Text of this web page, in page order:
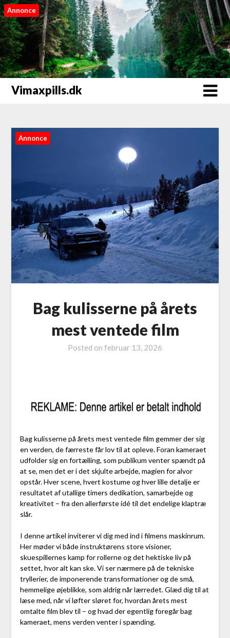
Annonce
Vimaxpills.dk
Annonce
Bag kulisserne på årets
mest ventede film
Posted on februar 13, 2026
Bag kulisserne på årets mest ventede film gemmer der sig
en verden, de færreste får lov til at opleve. Foran kameraet
udfolder sig en fortælling, som publikum venter spændt på
at se, men det er i det skjulte arbejde, magien for alvor
opstår. Hver scene, hvert kostume og hver lille detalje er
resultatet af utallige timers dedikation, samarbejde og
kreativitet – fra den allerførste idé til det endelige klaptræ
slår.
I denne artikel inviterer vi dig med ind i filmens maskinrum.
Her møder vi både instruktørens store visioner,
skuespillernes kamp for rollerne og det hektiske liv på
settet, hvor alt kan ske. Vi ser nærmere på de tekniske
tryllerier, de imponerende transformationer og de små,
hemmelige øjeblikke, som aldrig når lærredet. Glæd dig til at
læse med, når vi løfter sløret for, hvordan årets mest
omtalte film blev til – og hvad der egentlig foregår bag
kameraet, mens verden venter i spænding.